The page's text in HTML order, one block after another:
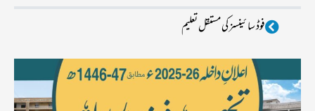
فوڈ سا ئینسز کی مستقل تعلیم